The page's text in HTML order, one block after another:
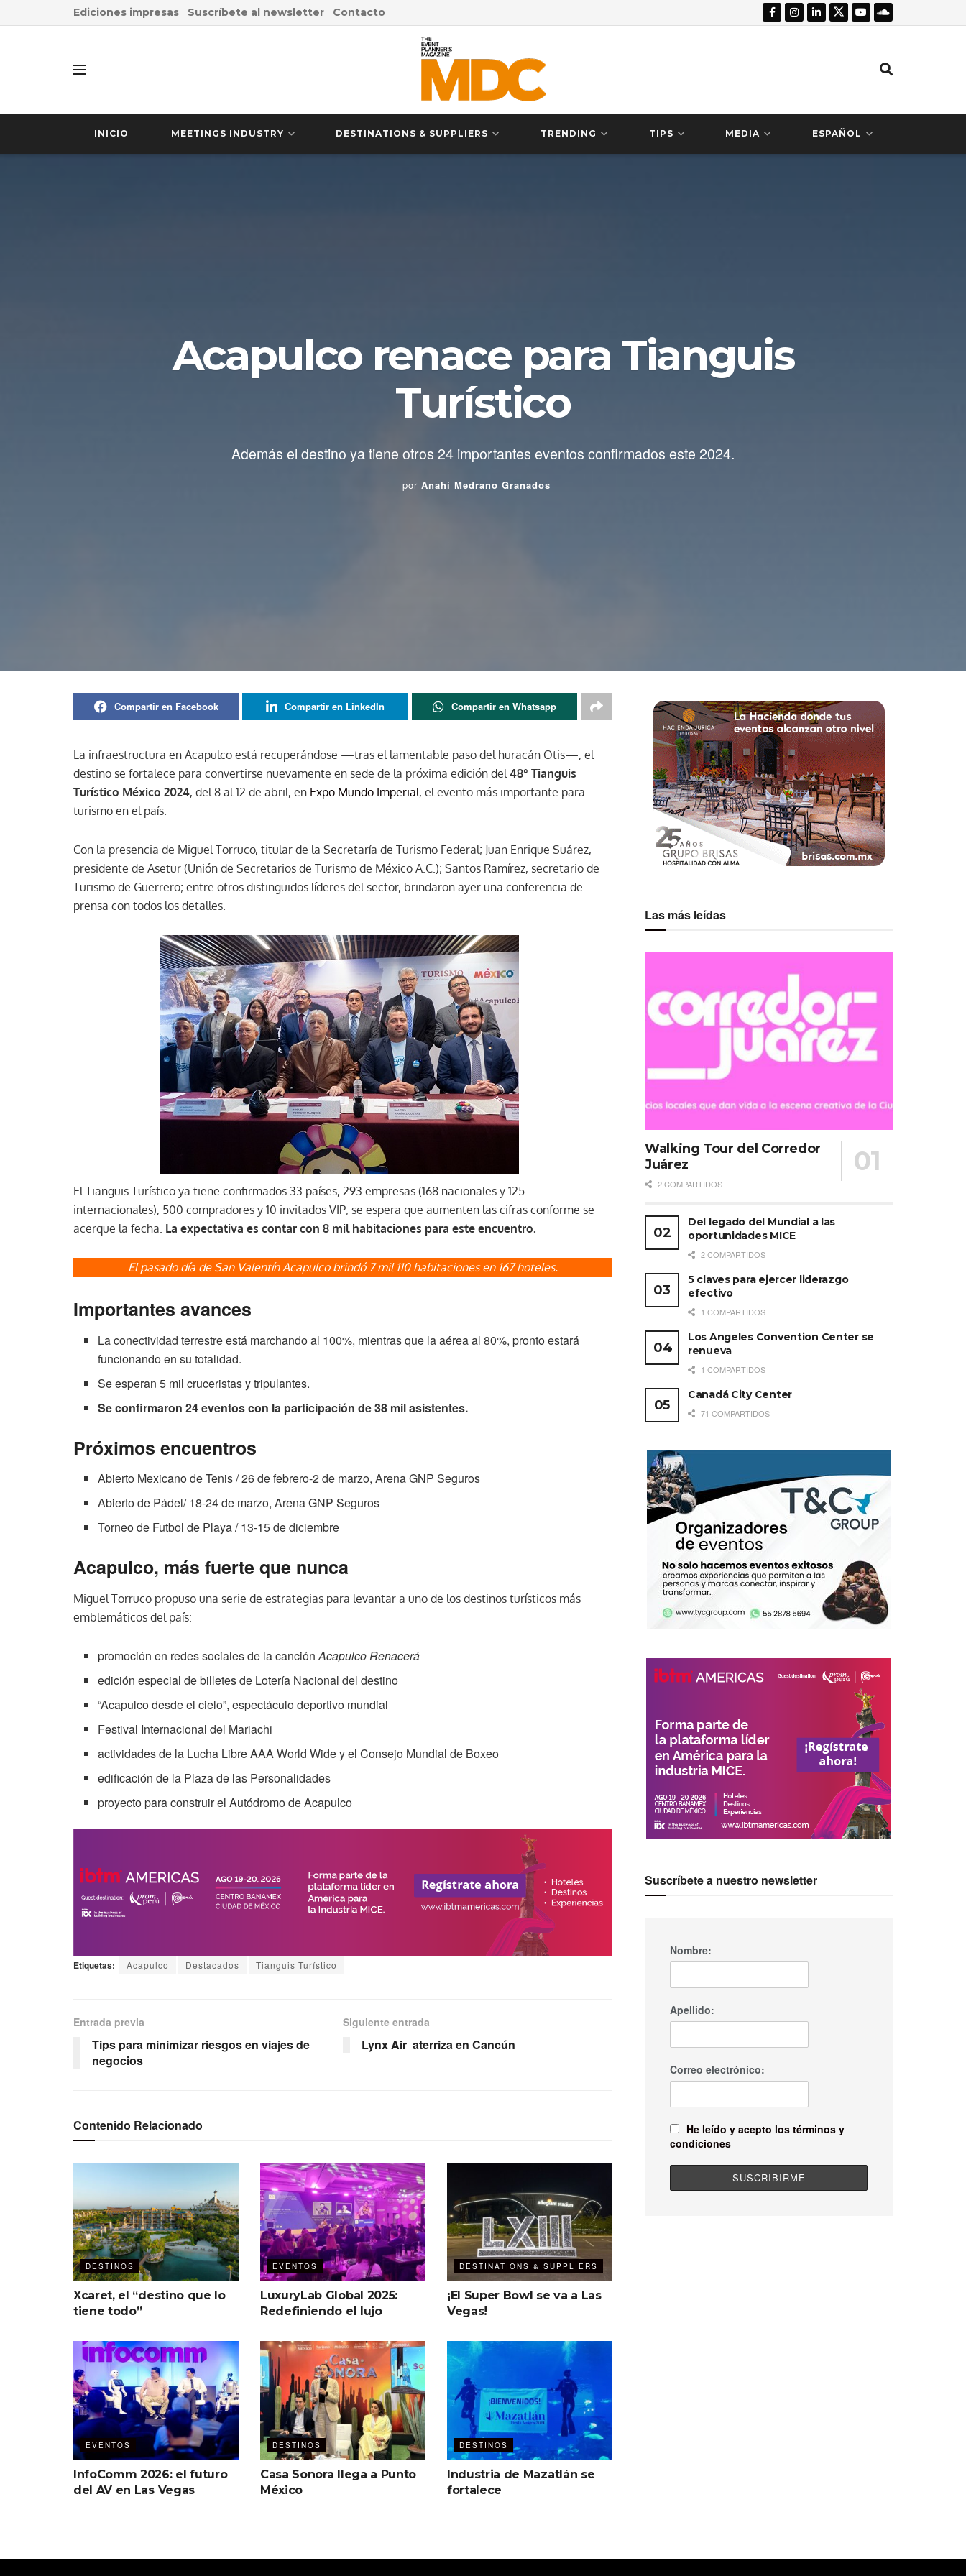
Ediciones impresas Suscríbete al newsletter Contacto
INICIO MEETINGS INDUSTRY DESTINATIONS & SUPPLIERS TRENDING TIPS MEDIA ESPAÑOL
Acapulco renace para Tianguis
Turístico
Además el destino ya tiene otros 24 importantes eventos confirmados este 2024.
por Anahí Medrano Granados
Compartir en Facebook Compartir en LinkedIn Compartir en Whatsapp
La infraestructura en Acapulco está recuperándose —tras el lamentable paso del huracán Otis—, el
destino se fortalece para convertirse nuevamente en sede de la próxima edición del48° Tianguis
Turístico México 2024, del 8 al 12 de abril, en Expo Mundo Imperial, el evento más importante para
turismo en el país.
Con la presencia de Miguel Torruco, titular de la Secretaría de Turismo Federal; Juan Enrique Suárez,
presidente de Asetur (Unión de Secretarios de Turismo de México A.C.); Santos Ramírez, secretario de
Turismo de Guerrero; entre otros distinguidos líderes del sector, brindaron ayer una conferencia de
prensa con todos los detalles.
El Tianguis Turístico ya tiene confirmados 33 países, 293 empresas (168 nacionales y 125
internacionales), 500 compradores y 10 invitados VIP; se espera que aumenten las cifras conforme se
acerque la fecha. La expectativa es contar con 8 mil habitaciones para este encuentro.
El pasado día de San Valentín Acapulco brindó 7 mil 110 habitaciones en 167 hoteles.
Importantes avances
La conectividad terrestre está marchando al 100%, mientras que la aérea al 80%, pronto estará
funcionando en su totalidad.
Se esperan 5 mil cruceristas y tripulantes.
Se confirmaron 24 eventos con la participación de 38 mil asistentes.
Próximos encuentros
Abierto Mexicano de Tenis / 26 de febrero-2 de marzo, Arena GNP Seguros
Abierto de Pádel/ 18-24 de marzo, Arena GNP Seguros
Torneo de Futbol de Playa / 13-15 de diciembre
Acapulco, más fuerte que nunca
Miguel Torruco propuso una serie de estrategias para levantar a uno de los destinos turísticos más
emblemáticos del país:
promoción en redes sociales de la canciónAcapulco Renacerá
edición especial de billetes de Lotería Nacional del destino
“Acapulco desde el cielo”, espectáculo deportivo mundial
Festival Internacional del Mariachi
actividades de la Lucha Libre AAA World Wide y el Consejo Mundial de Boxeo
edificación de la Plaza de las Personalidades
proyecto para construir el Autódromo de Acapulco
Etiquetas: Acapulco Destacados Tianguis Turístico
Entrada previa
Tips para minimizar riesgos en viajes de
negocios
Siguiente entrada
Lynx Air aterriza en Cancún
Contenido Relacionado
DESTINOS
Xcaret, el “destino que lo
tiene todo”
EVENTOS
LuxuryLab Global 2025:
Redefiniendo el lujo
DESTINATIONS & SUPPLIERS
¡El Super Bowl se va a Las
Vegas!
EVENTOS
InfoComm 2026: el futuro
del AV en Las Vegas
DESTINOS
Casa Sonora llega a Punto
México
DESTINOS
Industria de Mazatlán se
fortalece
Las más leídas
Walking Tour del Corredor
Juárez
2 COMPARTIDOS
Del legado del Mundial a las
oportunidades MICE
2 COMPARTIDOS
5 claves para ejercer liderazgo
efectivo
1 COMPARTIDOS
Los Angeles Convention Center se
renueva
1 COMPARTIDOS
Canadá City Center
71 COMPARTIDOS
Suscríbete a nuestro newsletter
Nombre:
Apellido:
Correo electrónico:
He leído y acepto los términos y
condiciones